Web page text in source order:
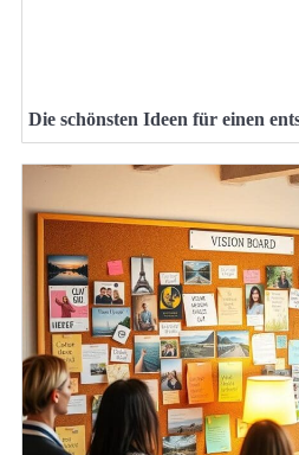
Die schönsten Ideen für einen